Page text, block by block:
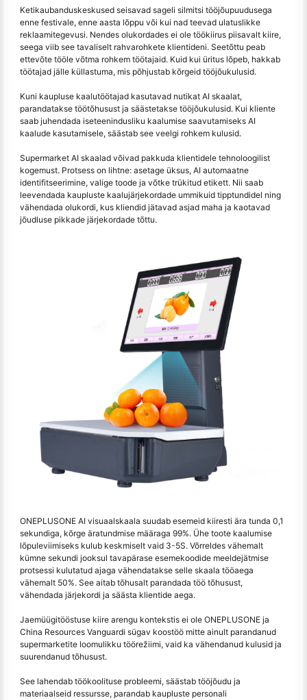
Ketikaubanduskeskused seisavad sageli silmitsi tööjõupuudusega
enne festivale, enne aasta lõppu või kui nad teevad ulatuslikke
reklaamitegevusi. Nendes olukordades ei ole töökiirus piisavalt kiire,
seega viib see tavaliselt rahvarohkete klientideni. Seetõttu peab
ettevõte tööle võtma rohkem töötajaid. Kuid kui üritus lõpeb, hakkab
töötajad jälle küllastuma, mis põhjustab kõrgeid tööjõukulusid.
Kuni kaupluse kaalutöötajad kasutavad nutikat AI skaalat,
parandatakse töötõhusust ja säästetakse tööjõukulusid. Kui kliente
saab juhendada iseteenindusliku kaalumise saavutamiseks AI
kaalude kasutamisele, säästab see veelgi rohkem kulusid.
Supermarket AI skaalad võivad pakkuda klientidele tehnoloogilist
kogemust. Protsess on lihtne: asetage üksus, AI automaatne
identifitseerimine, valige toode ja võtke trükitud etikett. Nii saab
leevendada kaupluste kaalujärjekordade ummikuid tipptundidel ning
vähendada olukordi, kus kliendid jätavad asjad maha ja kaotavad
jõudluse pikkade järjekordade tõttu.
ONEPLUSONE AI visuaalskaala suudab esemeid kiiresti ära tunda 0,1
sekundiga, kõrge äratundmise määraga 99%. Ühe toote kaalumise
lõpuleviimiseks kulub keskmiselt vaid 3-5S. Võrreldes vähemalt
kümne sekundi jooksul tavapärase esemekoodide meeldejätmise
protsessi kulutatud ajaga vähendatakse selle skaala tööaega
vähemalt 50%. See aitab tõhusalt parandada töö tõhusust,
vähendada järjekordi ja säästa klientide aega.
Jaemüügitööstuse kiire arengu kontekstis ei ole ONEPLUSONE ja
China Resources Vanguardi sügav koostöö mitte ainult parandanud
supermarketite loomulikku töörežiimi, vaid ka vähendanud kulusid ja
suurendanud tõhusust.
See lahendab töökoolituse probleemi, säästab tööjõudu ja
materiaalseid ressursse, parandab kaupluste personali